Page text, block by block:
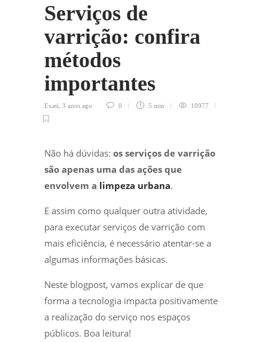
Serviços de
varrição: confira
métodos
importantes
Exati 3 anos ago 0 5 min 10977
Não há dúvidas: os serviços de varrição
são apenas uma das ações que
envolvem a limpeza urbana.
E assim como qualquer outra atividade,
para executar serviços de varrição com
mais eficiência, é necessário atentar-se a
algumas informações básicas.
Neste blogpost, vamos explicar de que
forma a tecnologia impacta positivamente
a realização do serviço nos espaços
públicos. Boa leitura!